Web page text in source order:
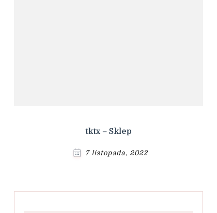
tktx – Sklep
7 listopada, 2022